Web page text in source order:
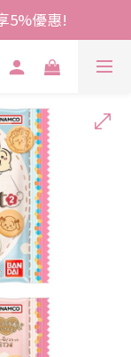
5%優惠!